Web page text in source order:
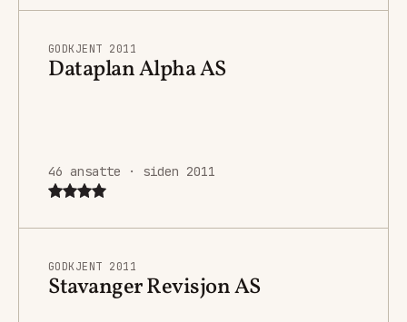
GODKJENT 2011
Dataplan Alpha AS
46 ansatte · siden 2011
GODKJENT 2011
Stavanger Revisjon AS